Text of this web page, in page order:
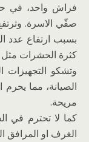
فراش واحد، في
صفّي الاسرة.
بسبب ارتفاع عدد
كثرة الحشرات مثل
وتشكو
الصيانة، مما
مريحة.
كما لا تحترم في
الغرف او المرافق